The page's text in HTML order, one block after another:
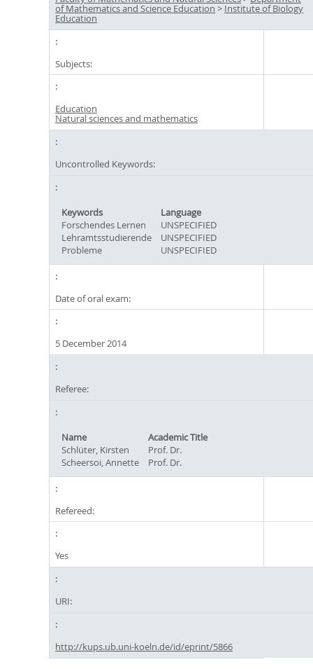
of Mathematics and Science Education > Institute of Biology
Education
Subjects:
Education
Natural sciences and mathematics
Uncontrolled Keywords:
Keywords
Language
Forschendes Lernen
UNSPECIFIED
Lehramtsstudierende
UNSPECIFIED
Probleme
UNSPECIFIED
Date of oral exam:
5 December 2014
Referee:
Name
Academic Title
Schlüter, Kirsten
Prof. Dr.
Scheersoi, Annette
Prof. Dr.
Refereed:
Yes
URI:
http://kups.ub.uni-koeln.de/id/eprint/5866